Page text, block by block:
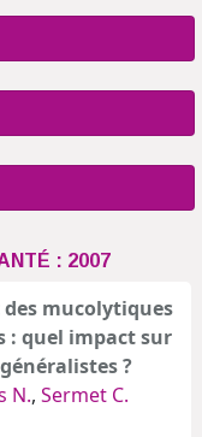
: 2007
mucolytiques
: quel impact sur
?
N., Sermet C.